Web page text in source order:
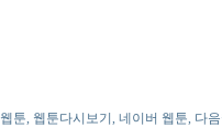
툰, 웹툰다시보기, 네이버 웹툰,